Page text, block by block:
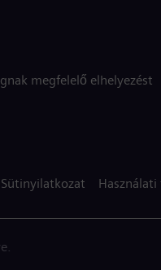
megfelelő elhelyezést
Sütinyilatkozat